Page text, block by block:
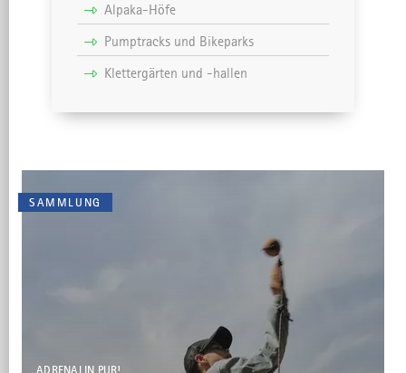
Alpaka-Höfe
Pumptracks und Bikeparks
Klettergärten und -hallen
SAMMLUNG
ADRENALIN PUR!